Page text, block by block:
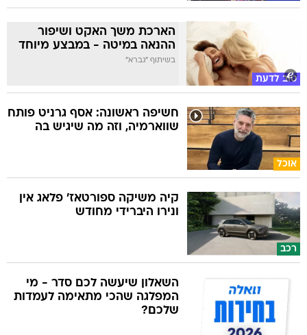
טוב לדעת
הארכת משך האקט ושיפור
ההנאה במיטה - במבצע מיוחד
בשיתוף "גברא"
אוכל
חשיפה ראשונה: אסף גרניט פותח
שווארמיה, וזה מה שיגיש בה
רכב
קיה משיקה ספורטאז' פלאג אין
ונירו היברידי מחודש
השאלון שיעשה לכם סדר - מי
המפלגה שהכי מתאימה לעמדות
שלכם?